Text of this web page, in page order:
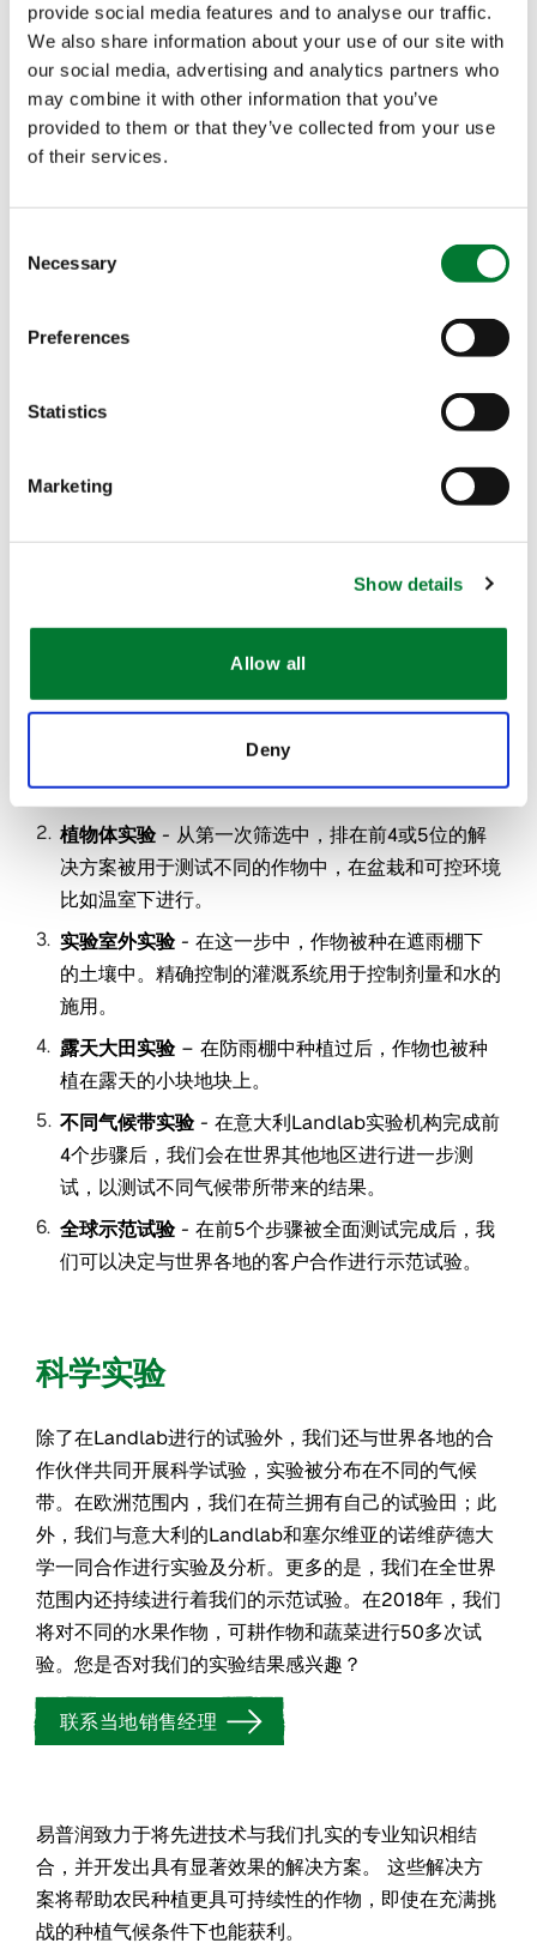
provide social media features and to analyse our traffic.
We also share information about your use of our site with
our social media, advertising and analytics partners who
may combine it with other information that you’ve
provided to them or that they’ve collected from your use
of their services.
Selection
Necessary
Preferences
Statistics
Marketing
Show details
Allow all
Deny
- 第一步是使用人工气候室，生长室和温
室，从中大范围的筛选出可能的解决方案。
植物体实验- 从第一次筛选中，排在前4或5位的解
决方案被用于测试不同的作物中，在盆栽和可控环境
比如温室下进行。
实验室外实验- 在这一步中，作物被种在遮雨棚下
的土壤中。精确控制的灌溉系统用于控制剂量和水的
施用。
露天大田实验– 在防雨棚中种植过后，作物也被种
植在露天的小块地块上。
不同气候带实验- 在意大利Landlab实验机构完成前
4个步骤后，我们会在世界其他地区进行进一步测
试，以测试不同气候带所带来的结果。
全球示范试验- 在前5个步骤被全面测试完成后，我
们可以决定与世界各地的客户合作进行示范试验。
科学实验
除了在Landlab进行的试验外，我们还与世界各地的合
作伙伴共同开展科学试验，实验被分布在不同的气候
带。在欧洲范围内，我们在荷兰拥有自己的试验田；此
外，我们与意大利的Landlab和塞尔维亚的诺维萨德大
学一同合作进行实验及分析。更多的是，我们在全世界
范围内还持续进行着我们的示范试验。在2018年，我们
将对不同的水果作物，可耕作物和蔬菜进行50多次试
验。您是否对我们的实验结果感兴趣？
联系当地销售经理
易普润致力于将先进技术与我们扎实的专业知识相结
合，并开发出具有显著效果的解决方案。 这些解决方
案将帮助农民种植更具可持续性的作物，即使在充满挑
战的种植气候条件下也能获利。